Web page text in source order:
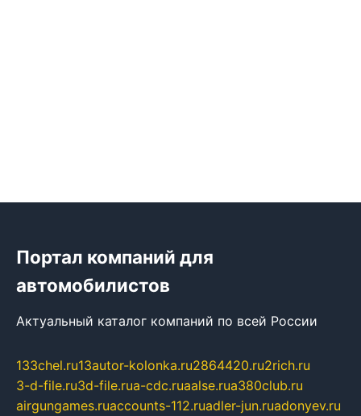
Портал компаний для
автомобилистов
Актуальный каталог компаний по всей России
133chel.ru13autor-kolonka.ru2864420.ru2rich.ru
3-d-file.ru3d-file.rua-cdc.ruaalse.rua380club.ru
airgungames.ruaccounts-112.ruadler-jun.ruadonyev.ru